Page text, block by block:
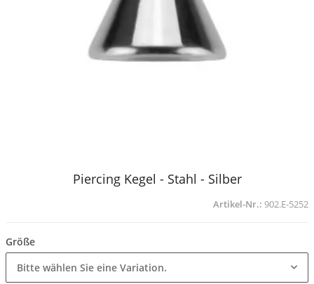
Piercing Kegel - Stahl - Silber
Artikel-Nr.: 902.E-5252
Größe
Bitte wählen Sie eine Variation.